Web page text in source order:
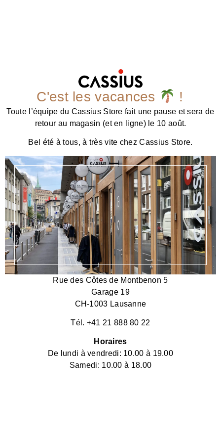
C'est les vacances !
Toute l’équipe du Cassius Store fait une pause et sera de
retour au magasin (et en ligne) le 10 août.
Bel été à tous, à très vite chez Cassius Store.
Rue des Côtes de Montbenon 5
Garage 19
CH-1003 Lausanne
Tél. +41 21 888 80 22
Horaires
De lundi à vendredi: 10.00 à 19.00
Samedi: 10.00 à 18.00